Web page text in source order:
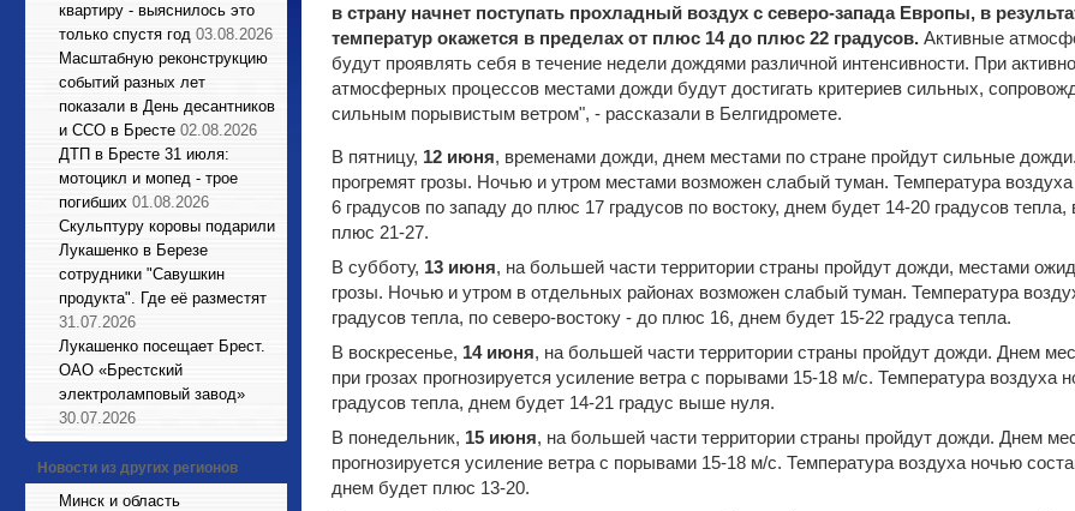
квартиру - выяснилось это
только спустя год 03.08.2026
Масштабную реконструкцию
событий разных лет
показали в День десантников
и ССО в Бресте 02.08.2026
ДТП в Бресте 31 июля:
мотоцикл и мопед - трое
погибших 01.08.2026
Cкульптуру коровы подарили
Лукашенко в Березе
сотрудники "Савушкин
продукта". Где её разместят
31.07.2026
Лукашенко посещает Брест.
ОАО «Брестский
электроламповый завод»
30.07.2026
Новости из других регионов
Минск и область
в страну начнет поступать прохладный воздух с северо-запада Европы, в
температур окажется в пределах от плюс 14 до плюс 22 градусов. Активные
будут проявлять себя в течение недели дождями различной интенсивности. При
атмосферных процессов местами дожди будут достигать критериев сильных,
сильным порывистым ветром", - рассказали в Белгидромете.
В пятницу, 12 июня, временами дожди, днем местами по стране пройдут сильные
прогремят грозы. Ночью и утром местами возможен слабый туман. Температура
6 градусов по западу до плюс 17 градусов по востоку, днем будет 14-20 градусов
плюс 21-27.
В субботу, 13 июня, на большей части территории страны пройдут дожди, местами
грозы. Ночью и утром в отдельных районах возможен слабый туман. Температура
градусов тепла, по северо-востоку - до плюс 16, днем будет 15-22 градуса тепла.
В воскресенье, 14 июня, на большей части территории страны пройдут дожди. Днем
при грозах прогнозируется усиление ветра с порывами 15-18 м/с. Температура воздуха
градусов тепла, днем будет 14-21 градус выше нуля.
В понедельник, 15 июня, на большей части территории страны пройдут дожди. Днем
прогнозируется усиление ветра с порывами 15-18 м/с. Температура воздуха ночью
днем будет плюс 13-20.